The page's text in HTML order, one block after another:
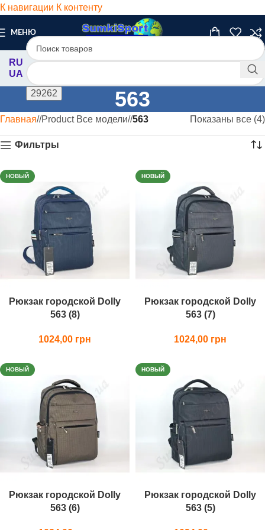
К навигации К контенту
МЕНЮ
RU
UA
563
Главная/ Product Все модели/ 563 Показаны все (4)
Фильтры
НОВЫЙ
Рюкзак городской Dolly
563 (8)
1024,00
НОВЫЙ
Рюкзак городской Dolly
563 (7)
1024,00
НОВЫЙ
Рюкзак городской Dolly
563 (6)
НОВЫЙ
Рюкзак городской Dolly
563 (5)